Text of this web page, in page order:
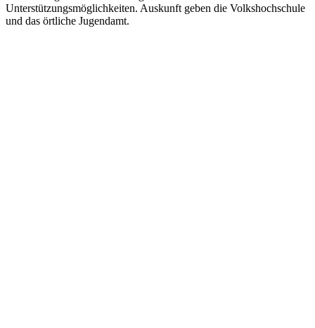
Unterstützungsmöglichkeiten. Auskunft geben die Volkshochschule
und das örtliche Jugendamt.